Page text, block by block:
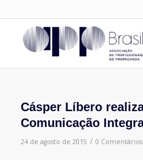
Cásper Líbero
Comunicação
24 de agosto de 2015 / 0 Comentários